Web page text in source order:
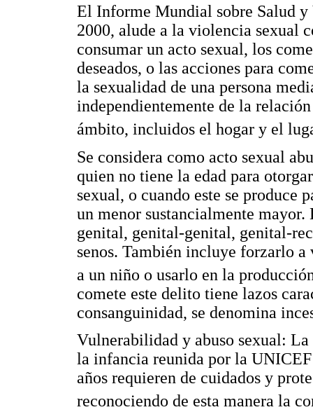
El Informe Mundial sobre Salud
2000, alude a la violencia sexual
consumar un acto sexual, los
deseados, o las acciones para
la sexualidad de una persona
independientemente de la
ámbito, incluidos el hogar y el
Se considera como acto sexual
quien no tiene la edad para
sexual, o cuando este se produce
un menor sustancialmente
genital, genital-genital, genital-
senos. También incluye forzarlo
a un niño o usarlo en la
comete este delito tiene lazos
consanguinidad, se denomina
Vulnerabilidad y abuso sexual:
la infancia reunida por la UNICEF
años requieren de cuidados y
reconociendo de esta manera la